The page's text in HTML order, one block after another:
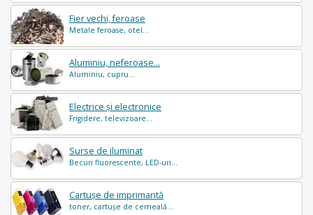
Fier vechi, feroase
Metale feroase, otel...
Aluminiu, neferoase...
Aluminiu, cupru...
Electrice și electronice
Frigidere, televizoare...
Surse de iluminat
Becuri fluorescente, LED-uri...
Cartușe de imprimantă
toner, cartușe de cerneală...